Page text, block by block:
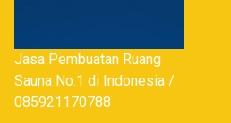
Jasa Pembuatan Ruang
Sauna No.1 di Indonesia /
085921170788